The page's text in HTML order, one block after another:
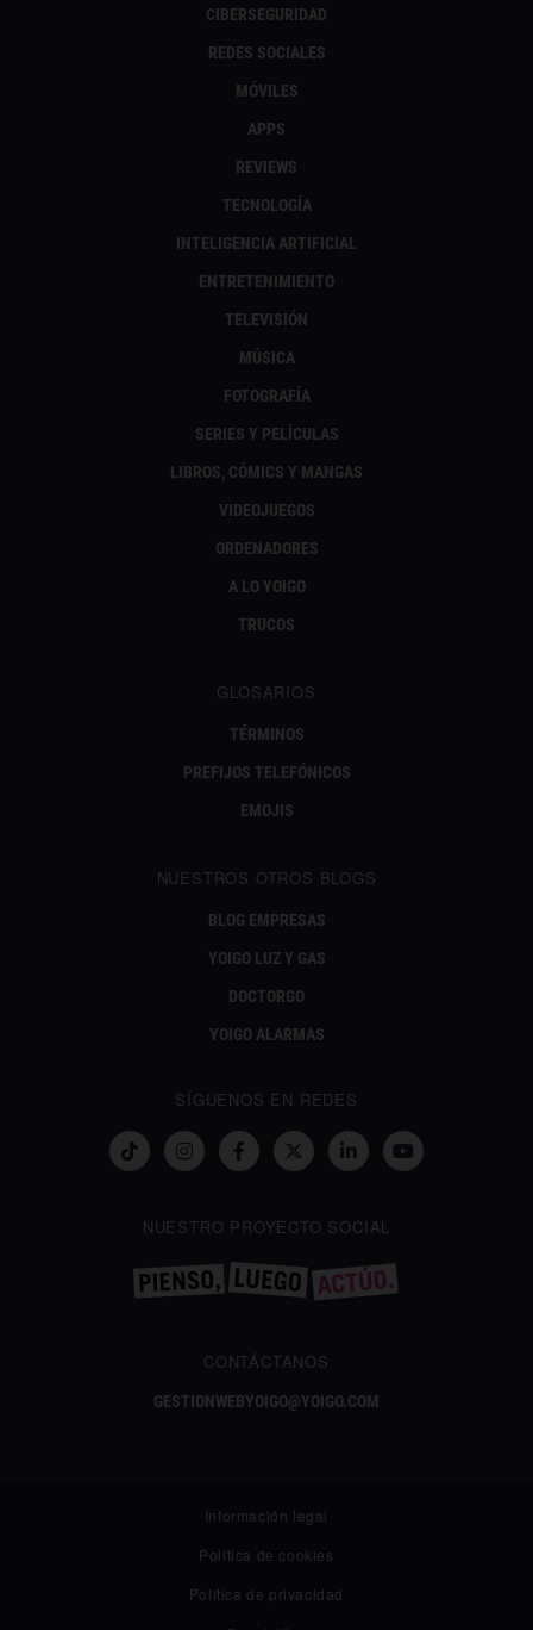
CIBERSEGURIDAD
REDES SOCIALES
MÓVILES
APPS
REVIEWS
TECNOLOGÍA
INTELIGENCIA ARTIFICIAL
ENTRETENIMIENTO
TELEVISIÓN
MÚSICA
FOTOGRAFÍA
SERIES Y PELÍCULAS
LIBROS, CÓMICS Y MANGAS
VIDEOJUEGOS
ORDENADORES
A LO YOIGO
TRUCOS
GLOSARIOS
TÉRMINOS
PREFIJOS TELEFÓNICOS
EMOJIS
NUESTROS OTROS BLOGS
BLOG EMPRESAS
YOIGO LUZ Y GAS
DOCTORGO
YOIGO ALARMAS
SÍGUENOS EN REDES
NUESTRO PROYECTO SOCIAL
CONTÁCTANOS
GESTIONWEBYOIGO@YOIGO.COM
Información legal
Política de cookies
Política de privacidad